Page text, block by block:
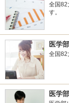
全国82
す。
医学
全国82
医学